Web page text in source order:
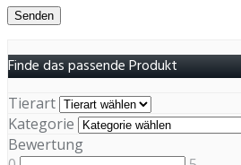
Finde das passende Produkt
Tierart
Kategorie
Bewertung